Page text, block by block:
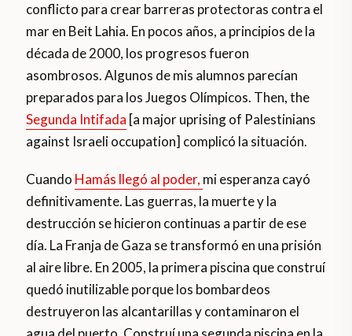
conflicto para crear barreras protectoras contra el
mar en Beit Lahia. En pocos años, a principios de la
década de 2000, los progresos fueron
asombrosos. Algunos de mis alumnos parecían
preparados para los Juegos Olímpicos. Then, the
Segunda Intifada [a major uprising of Palestinians
against Israeli occupation] complicó la situación.
Cuando Hamás llegó al poder, mi esperanza cayó
definitivamente. Las guerras, la muerte y la
destrucción se hicieron continuas a partir de ese
día. La Franja de Gaza se transformó en una prisión
al aire libre. En 2005, la primera piscina que construí
quedó inutilizable porque los bombardeos
destruyeron las alcantarillas y contaminaron el